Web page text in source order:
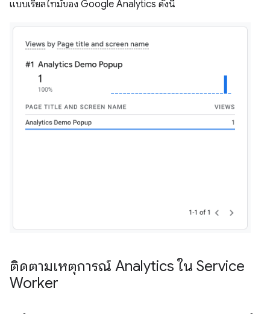
แบบเรียลไทม์ของ Google Analytics ดังนี้
ติดตามเหตุการณ์ Analytics ใน Service
Worker